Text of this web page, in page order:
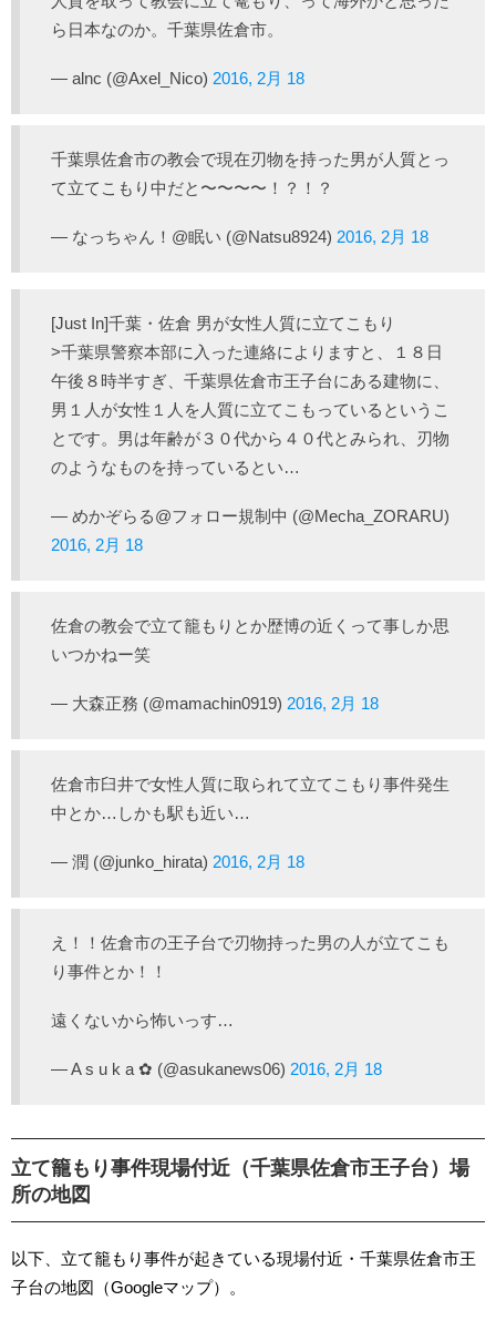
ら日本なのか。千葉県佐倉市。
— alnc (@Axel_Nico) 2016, 2月 18
千葉県佐倉市の教会で現在刃物を持った男が人質とっ
て立てこもり中だと〜〜〜〜！？！？
— なっちゃん！@眠い (@Natsu8924) 2016, 2月 18
[Just In]千葉・佐倉 男が女性人質に立てこもり
>千葉県警察本部に入った連絡によりますと、１８日
午後８時半すぎ、千葉県佐倉市王子台にある建物に、
男１人が女性１人を人質に立てこもっているというこ
とです。男は年齢が３０代から４０代とみられ、刃物
のようなものを持っているとい…
— めかぞらる@フォロー規制中 (@Mecha_ZORARU)
2016, 2月 18
佐倉の教会で立て籠もりとか歴博の近くって事しか思
いつかねー笑
— 大森正務 (@mamachin0919) 2016, 2月 18
佐倉市臼井で女性人質に取られて立てこもり事件発生
中とか…しかも駅も近い…
— 潤 (@junko_hirata) 2016, 2月 18
え！！佐倉市の王子台で刃物持った男の人が立てこも
り事件とか！！
遠くないから怖いっす…
— A s u k a ✿ (@asukanews06) 2016, 2月 18
立て籠もり事件現場付近（千葉県佐倉市王子台）場
所の地図
以下、立て籠もり事件が起きている現場付近・千葉県佐倉市王
子台の地図（Googleマップ）。